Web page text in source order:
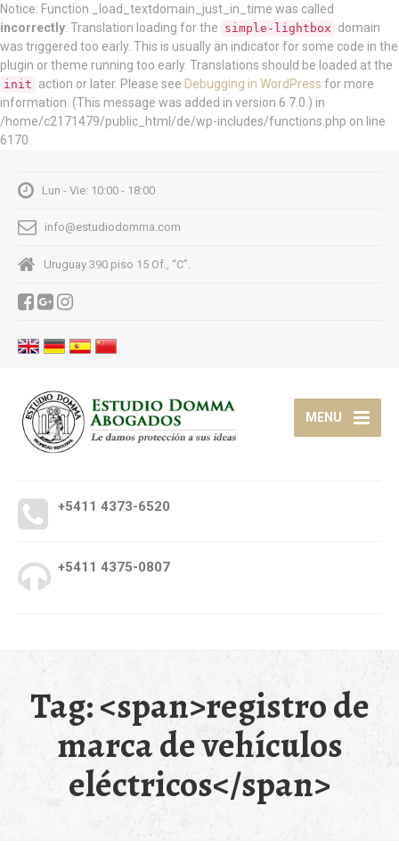
Notice: Function _load_textdomain_just_in_time was called
incorrectly . Translation loading for the simple-lightbox domain
was triggered too early. This is usually an indicator for some code in the
plugin or theme running too early. Translations should be loaded at the
init action or later. Please see Debugging in WordPress for more
information. (This message was added in version 6.7.0.) in
/home/c2171479/public_html/de/wp-includes/functions.php on line
6170
Lun - Vie: 10:00 - 18:00
info@estudiodomma.com
Uruguay 390 piso 15 Of., “C”.
+5411 4373-6520
+5411 4375-0807
MENU
Tag: <span>registro de
marca de vehículos
eléctricos</span>